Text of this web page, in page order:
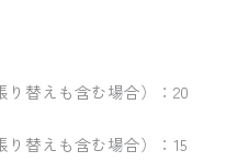
り替えも含む場合）：20
替えも含む場合）：15